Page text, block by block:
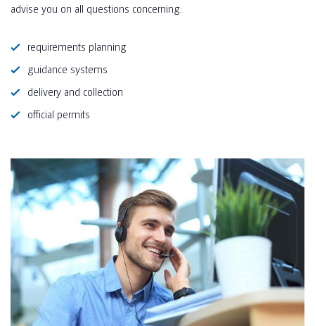
advise you on all questions concerning:
requirements planning
guidance systems
delivery and collection
official permits